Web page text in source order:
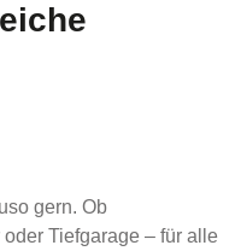
gern. Ob
Tiefgarage – für alle